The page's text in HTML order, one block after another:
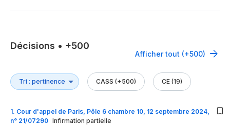
Décisions • +500
Afficher tout (+500)
CASS (+500) CE (19)
1. Cour d'appel de Paris, Pôle 6 chambre 10, 12 septembre 2024,
n° 21/07290 Infirmation partielle